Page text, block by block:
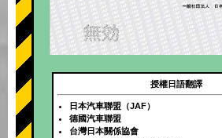
授權日語翻譯
日本汽車聯盟（JAF）
德國汽車聯盟
台灣日本關係協會